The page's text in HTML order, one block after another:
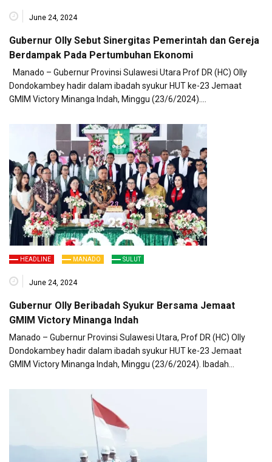
June 24, 2024
Gubernur Olly Sebut Sinergitas Pemerintah dan Gereja
Berdampak Pada Pertumbuhan Ekonomi
Manado – Gubernur Provinsi Sulawesi Utara Prof DR (HC) Olly
Dondokambey hadir dalam ibadah syukur HUT ke-23 Jemaat
GMIM Victory Minanga Indah, Minggu (23/6/2024)….
HEADLINE MANADO SULUT
June 24, 2024
Gubernur Olly Beribadah Syukur Bersama Jemaat
GMIM Victory Minanga Indah
Manado – Gubernur Provinsi Sulawesi Utara, Prof DR (HC) Olly
Dondokambey hadir dalam ibadah syukur HUT ke-23 Jemaat
GMIM Victory Minanga Indah, Minggu (23/6/2024). Ibadah…